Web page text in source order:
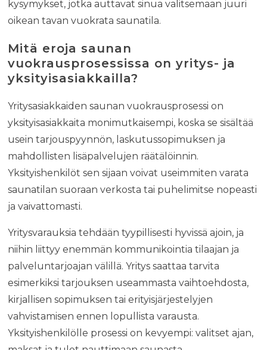
kysymykset, jotka auttavat sinua valitsemaan juuri
oikean tavan vuokrata saunatila.
Mitä eroja saunan
vuokrausprosessissa on yritys- ja
yksityisasiakkailla?
Yritysasiakkaiden saunan vuokrausprosessi on
yksityisasiakkaita monimutkaisempi, koska se sisältää
usein tarjouspyynnön, laskutussopimuksen ja
mahdollisten lisäpalvelujen räätälöinnin.
Yksityishenkilöt sen sijaan voivat useimmiten varata
saunatilan suoraan verkosta tai puhelimitse nopeasti
ja vaivattomasti.
Yritysvarauksia tehdään tyypillisesti hyvissä ajoin, ja
niihin liittyy enemmän kommunikointia tilaajan ja
palveluntarjoajan välillä. Yritys saattaa tarvita
esimerkiksi tarjouksen useammasta vaihtoehdosta,
kirjallisen sopimuksen tai erityisjärjestelyjen
vahvistamisen ennen lopullista varausta.
Yksityishenkilölle prosessi on kevyempi: valitset ajan,